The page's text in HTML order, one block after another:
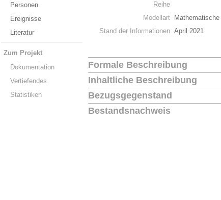
Personen
Ereignisse
Literatur
Zum Projekt
Dokumentation
Vertiefendes
Statistiken
Reihe
Modellart
Stand der Informationen April 2021
Formale Beschreibung
Inhaltliche Beschreibung
Bezugsgegenstand
Bestandsnachweis